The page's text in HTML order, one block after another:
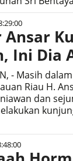
Ini Dia
- Masih
Riau H.
dan